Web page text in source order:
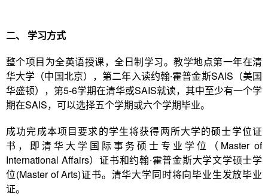
二、 学习方式
整个项目为全英语授课，全日制学习。教学地点第一年在清
华大学（中国北京），第二年入读约翰∙霍普金斯SAIS（美国
华盛顿），第5-6学期在清华或SAIS就读，其中至少有一个学
期在SAIS，可以选择五个学期或六个学期毕业。
成功完成本项目要求的学生将获得两所大学的硕士学位证
书，即清华大学国际事务硕士专业学位（Master of
International Affairs）证书和约翰∙霍普金斯大学文学硕士学
位(Master of Arts)证书。清华大学同时将向毕业生发放毕业
证。